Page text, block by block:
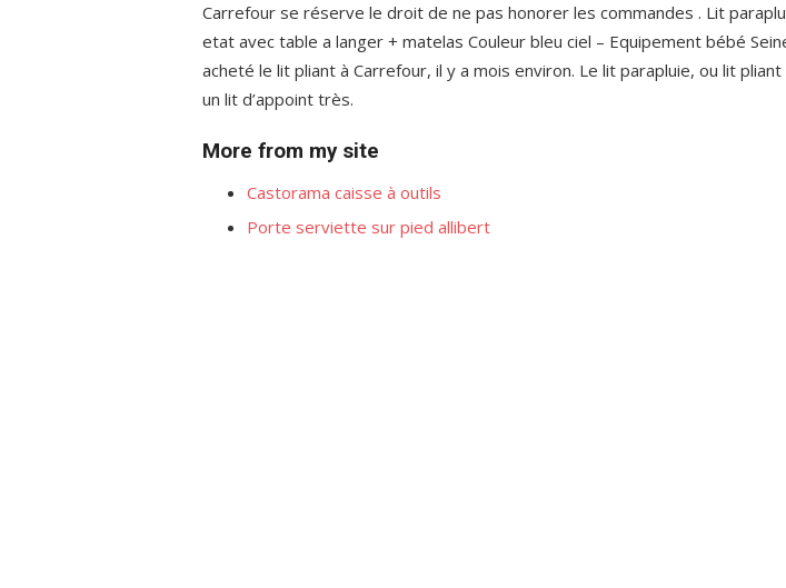
Carrefour se réserve le droit de ne pas honorer les commandes . Lit
etat avec table a langer + matelas Couleur bleu ciel – Equipement bébé
acheté le lit pliant à Carrefour, il y a mois environ. Le lit parapluie, ou lit
un lit d’appoint très.
More from my site
Castorama caisse à outils
Porte serviette sur pied allibert